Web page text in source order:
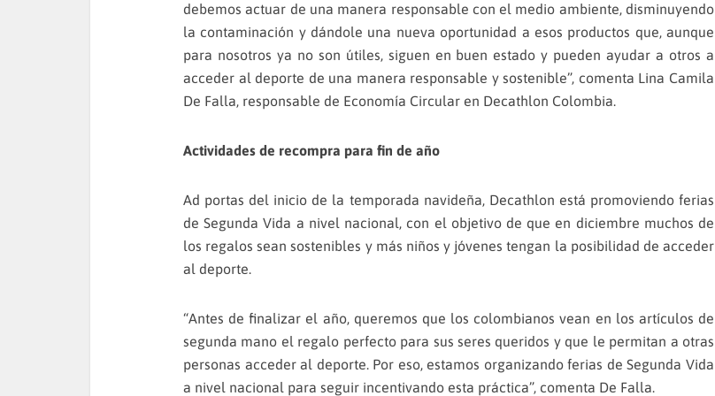
debemos actuar de una manera responsable con el medio ambiente, disminuyendo
la contaminación y dándole una nueva oportunidad a esos productos que, aunque
para nosotros ya no son útiles, siguen en buen estado y pueden ayudar a otros a
acceder al deporte de una manera responsable y sostenible”, comenta Lina Camila
De Falla, responsable de Economía Circular en Decathlon Colombia.
Actividades de recompra para fin de año
Ad portas del inicio de la temporada navideña, Decathlon está promoviendo ferias
de Segunda Vida a nivel nacional, con el objetivo de que en diciembre muchos de
los regalos sean sostenibles y más niños y jóvenes tengan la posibilidad de acceder
al deporte.
“Antes de finalizar el año, queremos que los colombianos vean en los artículos de
segunda mano el regalo perfecto para sus seres queridos y que le permitan a otras
personas acceder al deporte. Por eso, estamos organizando ferias de Segunda Vida
a nivel nacional para seguir incentivando esta práctica”, comenta De Falla.